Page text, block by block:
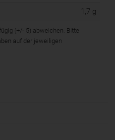
1,7 g
(+/- 5) abweichen. Bitte
auf der jeweiligen